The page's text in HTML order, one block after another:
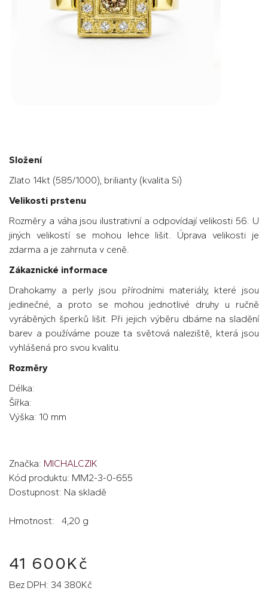
Složení
Zlato 14kt (585/1000), brilianty (kvalita Si)
Velikosti prstenu
Rozměry a váha jsou ilustrativní a odpovídají velikosti 56. U
jiných velikostí se mohou lehce lišit. Úprava velikosti je
zdarma a je zahrnuta v ceně.
Zákaznické informace
Drahokamy a perly jsou přírodními materiály, které jsou
jedinečné, a proto se mohou jednotlivé druhy u ručně
vyráběných šperků lišit. Při jejich výběru dbáme na sladění
barev a používáme pouze ta světová naleziště, která jsou
vyhlášená pro svou kvalitu.
Rozměry
Délka:
Šířka:
Výška: 10 mm
Značka: MICHALCZIK
Kód produktu: MM2-3-0-655
Dostupnost: Na skladě
Hmotnost: 4,20 g
41 600Kč
Bez DPH: 34 380Kč